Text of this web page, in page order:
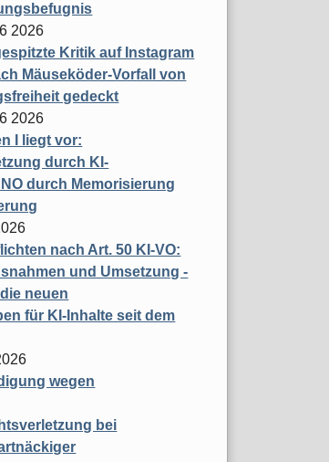
2026
Kritik auf Instagram
Mäuseköder-Vorfall von
gedeckt
2026
I liegt vor:
durch KI-
durch Memorisierung
nach Art. 50 KI-VO:
und Umsetzung -
neuen
für KI-Inhalte seit dem
wegen
bei